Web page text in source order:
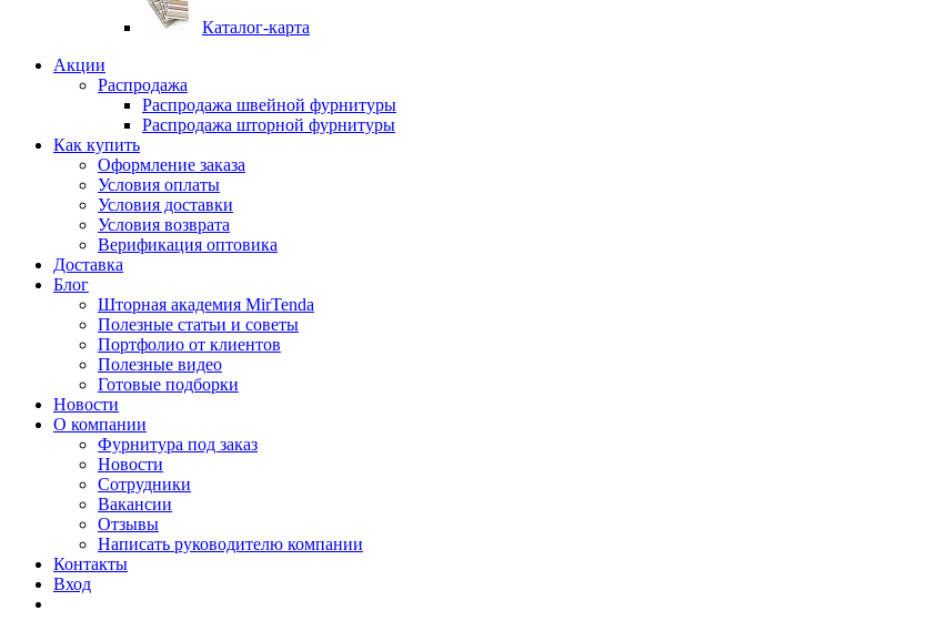
Каталог-карта
Акции
Распродажа
Распродажа швейной фурнитуры
Распродажа шторной фурнитуры
Как купить
Оформление заказа
Условия оплаты
Условия доставки
Условия возврата
Верификация оптовика
Доставка
Блог
Шторная академия MirTenda
Полезные статьи и советы
Портфолио от клиентов
Полезные видео
Готовые подборки
Новости
О компании
Фурнитура под заказ
Новости
Сотрудники
Вакансии
Отзывы
Написать руководителю компании
Контакты
Вход